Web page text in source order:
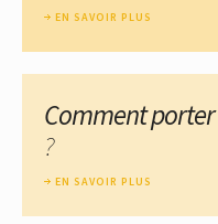
EN SAVOIR PLUS
Comment porter
?
EN SAVOIR PLUS